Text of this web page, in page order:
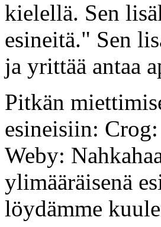
kielellä. Sen
esineitä." Sen
ja yrittää antaa
Pitkän
esineisiin:
Weby:
ylimääräisenä
löydämme